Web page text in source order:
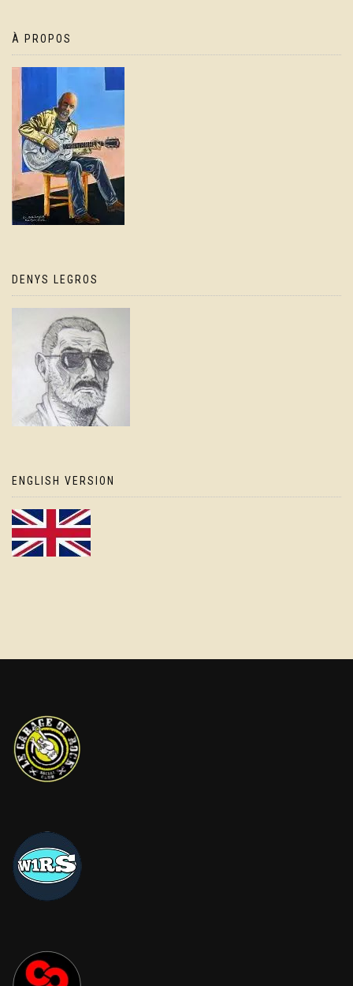
À PROPOS
DENYS LEGROS
ENGLISH VERSION